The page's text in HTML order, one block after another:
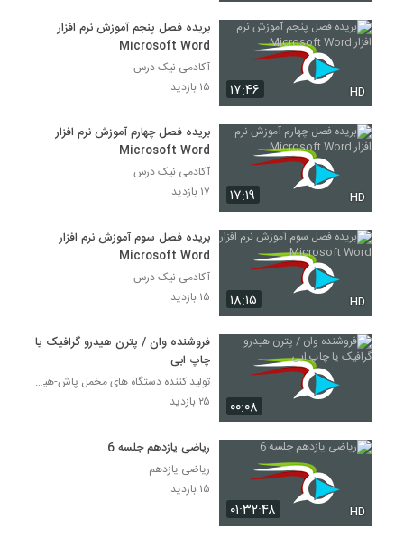
۱۷:۴۶ HD
بریده فصل پنجم آموزش نرم افزار
Microsoft Word
آکادمی نیک درس
۱۵ بازدید
۱۷:۱۹ HD
بریده فصل چهارم آموزش نرم افزار
Microsoft Word
آکادمی نیک درس
۱۷ بازدید
۱۸:۱۵ HD
بریده فصل سوم آموزش نرم افزار
Microsoft Word
آکادمی نیک درس
۱۵ بازدید
۰۰:۰۸
فروشنده وان / پترن هیدرو گرافیک یا
چاپ ابی
تولید کننده دستگاه های مخمل پاش-هیدروگرافیک-ابکاری
۲۵ بازدید
۰۱:۳۲:۴۸ HD
ریاضی یازدهم جلسه 6
ریاضی یازدهم
۱۵ بازدید